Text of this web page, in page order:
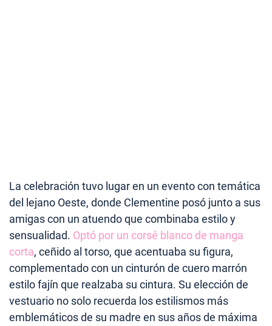
La celebración tuvo lugar en un evento con temática
del lejano Oeste, donde Clementine posó junto a sus
amigas con un atuendo que combinaba estilo y
sensualidad. Optó por un corsé blanco de manga
corta, ceñido al torso, que acentuaba su figura,
complementado con un cinturón de cuero marrón
estilo fajín que realzaba su cintura. Su elección de
vestuario no solo recuerda los estilismos más
emblemáticos de su madre en sus años de máxima